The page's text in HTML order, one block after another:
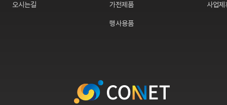
오시는길 가전제품
행사용품
사업제